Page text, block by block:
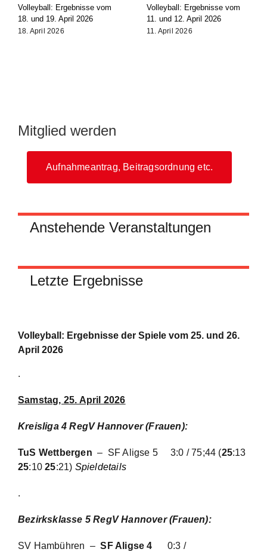
Volleyball: Ergebnisse vom
18. und 19. April 2026
18. April 2026
Volleyball: Ergebnisse vom
11. und 12. April 2026
11. April 2026
Mitglied werden
Aufnahmeantrag, Beitragsordnung etc.
Anstehende Veranstaltungen
Letzte Ergebnisse
Volleyball: Ergebnisse der Spiele vom 25. und 26.
April 2026
.
Samstag, 25. April 2026
Kreisliga 4 RegV Hannover (Frauen):
TuS Wettbergen – SF Aligse 5 3:0 / 75;44 (25:13
25:1025:21) Spieldetails
.
Bezirksklasse 5 RegV Hannover (Frauen):
SV Hambühren –SF Aligse 4
0:3 /